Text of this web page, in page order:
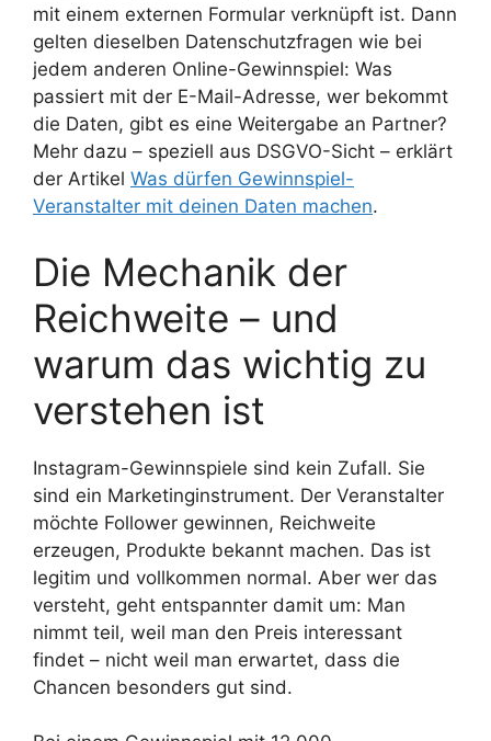
mit einem externen Formular verknüpft ist. Dann
gelten dieselben Datenschutzfragen wie bei
jedem anderen Online-Gewinnspiel: Was
passiert mit der E-Mail-Adresse, wer bekommt
die Daten, gibt es eine Weitergabe an Partner?
Mehr dazu – speziell aus DSGVO-Sicht – erklärt
der Artikel Was dürfen Gewinnspiel-
Veranstalter mit deinen Daten machen.
Die Mechanik der
Reichweite – und
warum das wichtig zu
verstehen ist
Instagram-Gewinnspiele sind kein Zufall. Sie
sind ein Marketinginstrument. Der Veranstalter
möchte Follower gewinnen, Reichweite
erzeugen, Produkte bekannt machen. Das ist
legitim und vollkommen normal. Aber wer das
versteht, geht entspannter damit um: Man
nimmt teil, weil man den Preis interessant
findet – nicht weil man erwartet, dass die
Chancen besonders gut sind.